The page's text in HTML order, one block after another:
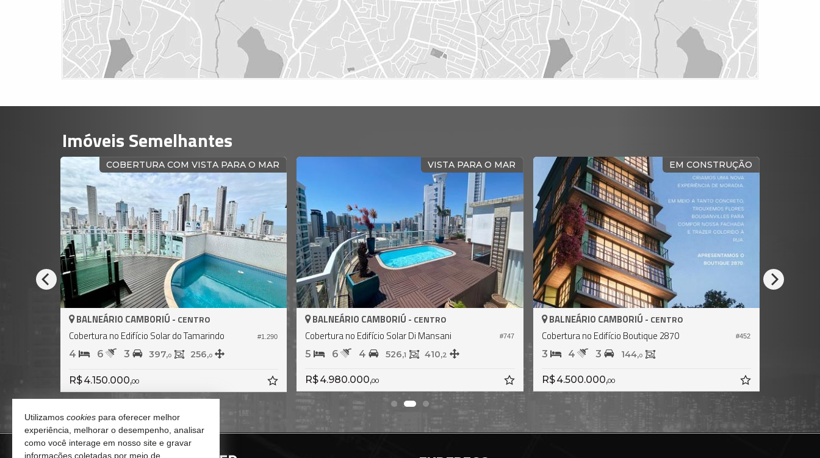
Imóveis Semelhantes
COBERTURA COM VISTA PARA O MAR
#1.290
BALNEÁRIO CAMBORIÚ - CENTRO
Cobertura no Edifício Solar do Tamarindo
4 6 3 397,0 256,0
R$ 4.150.000,00
VISTA PARA O MAR
#747
BALNEÁRIO CAMBORIÚ - CENTRO
Cobertura no Edifício Solar Di Mansani
5 6 4 526,1 410,2
R$ 4.980.000,00
EM CONSTRUÇÃO
#452
BALNEÁRIO CAMBORIÚ - CENTRO
Cobertura no Edifício Boutique 2870
3 4 3 144,0
R$ 4.500.000,00
Utilizamos cookies para oferecer melhor
experiência, melhorar o desempenho, analisar
como você interage em nosso site e gravar
informações coletadas por meio de